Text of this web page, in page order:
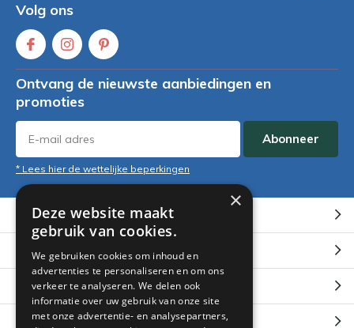
Volg ons
Ontvang de nieuwste aanbiedingen en
promoties
Abonneer
* Lees hier de wettelijke beperkingen
Klantenservice
Mijn account
Categorieën
Contact
×
Deze website maakt
gebruik van cookies.
We gebruiken cookies om inhoud en
advertenties te personaliseren en om ons
verkeer te analyseren. We delen ook
informatie over uw gebruik van onze site
met onze advertentie- en analysepartners,